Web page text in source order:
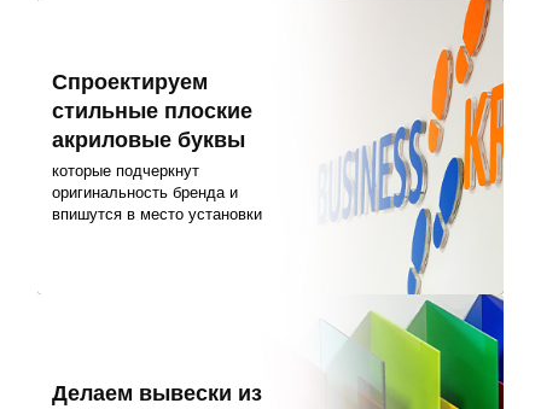
Спроектируем
стильные плоские
акриловые буквы
которые подчеркнут
оригинальность бренда и
впишутся в место установки
Делаем вывески из